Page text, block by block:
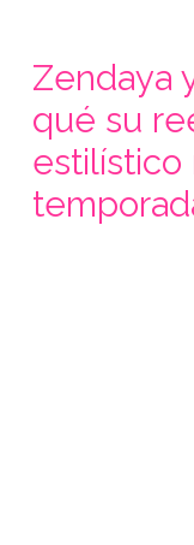
Zendaya
qué su
estilístico